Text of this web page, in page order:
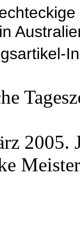
2005.